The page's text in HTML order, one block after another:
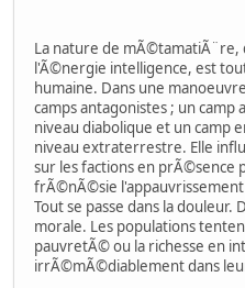
La nature de
l'Ã©nergie intelligence, est
humaine. Dans une
camps antagonistes ; un
niveau diabolique et un camp
niveau extraterrestre. Elle
sur les factions en prÃ©sence
frÃ©nÃ©sie
Tout se passe dans la
morale. Les populations
pauvretÃ© ou la richesse en
irrÃ©mÃ©diablement dans